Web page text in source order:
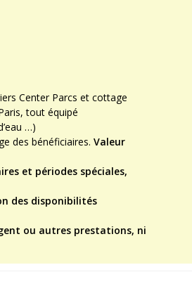
Center Parcs et cottage
tout équipé
…)
des bénéficiaires. Valeur
et périodes spéciales,
des disponibilités
ou autres prestations, ni